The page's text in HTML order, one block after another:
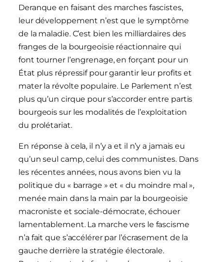
Deranque en faisant des marches fascistes,
leur développement n’est que le symptôme
de la maladie. C’est bien les milliardaires des
franges de la bourgeoisie réactionnaire qui
font tourner l’engrenage, en forçant pour un
État plus répressif pour garantir leur profits et
mater la révolte populaire. Le Parlement n’est
plus qu’un cirque pour s’accorder entre partis
bourgeois sur les modalités de l’exploitation
du prolétariat.
En réponse à cela, il n’y a et il n’y a jamais eu
qu’un seul camp, celui des communistes. Dans
les récentes années, nous avons bien vu la
politique du « barrage » et « du moindre mal »,
menée main dans la main par la bourgeoisie
macroniste et sociale-démocrate, échouer
lamentablement. La marche vers le fascisme
n’a fait que s’accélérer par l’écrasement de la
gauche derrière la stratégie électorale.